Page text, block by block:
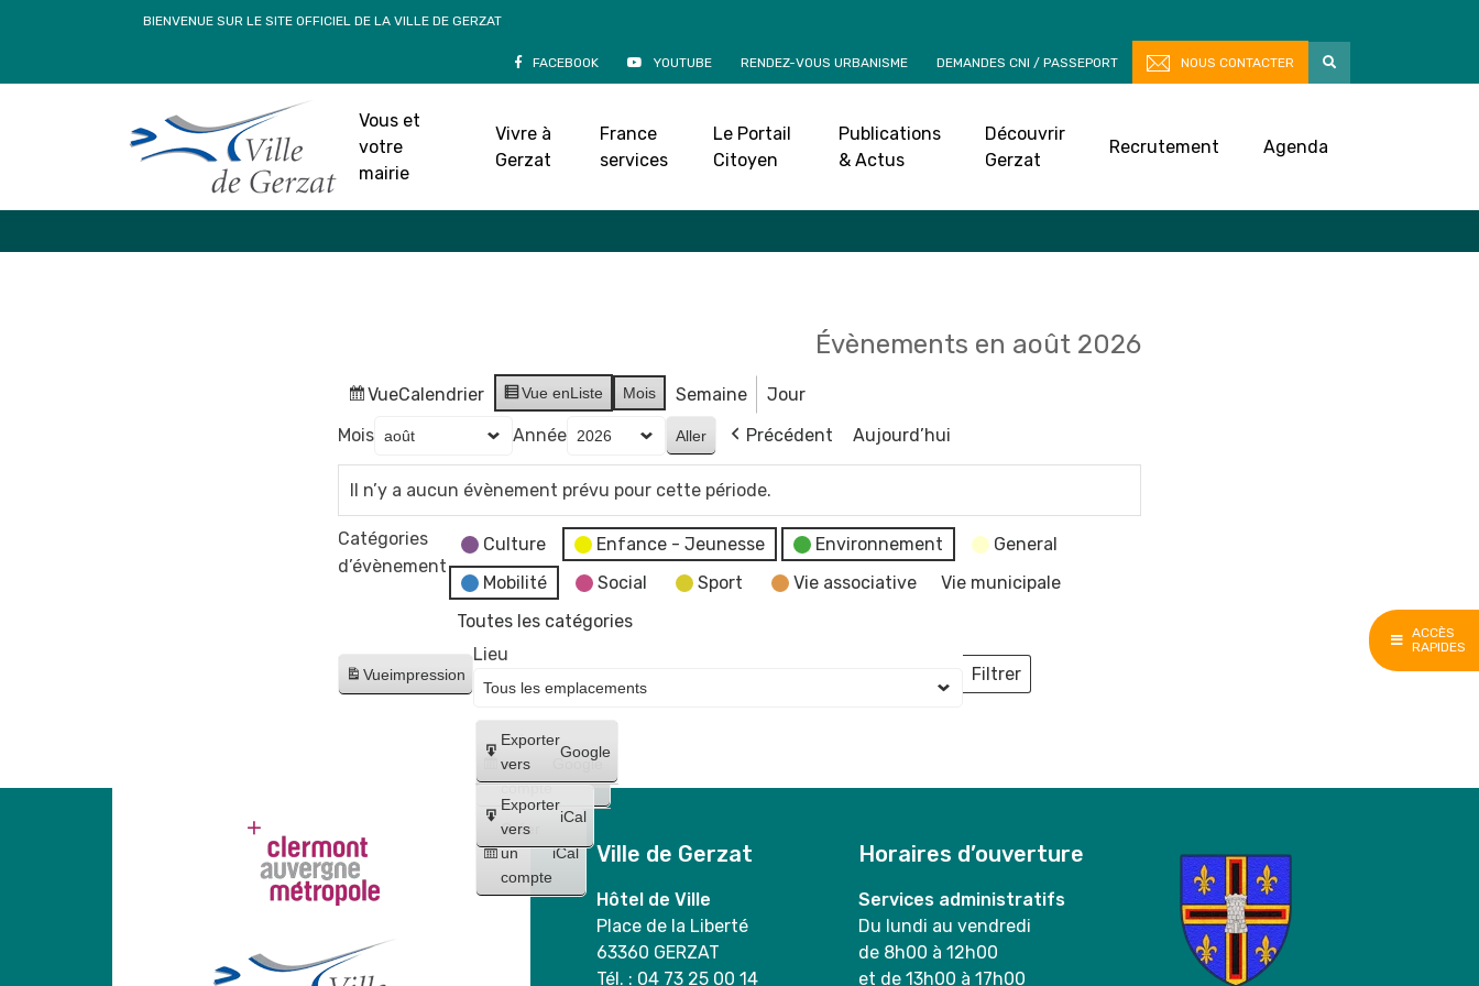
ACCÈS
RAPIDES
BIENVENUE SUR LE SITE OFFICIEL DE LA VILLE DE GERZAT
FACEBOOK YOUTUBE RENDEZ-VOUS URBANISME DEMANDES CNI / PASSEPORT NOUS CONTACTER
Vous et
votre
mairie
Vivre à
Gerzat
France
services
Le Portail
Citoyen
Publications
& Actus
Découvrir
Gerzat
Recrutement Agenda
Accueil»Agenda
Évènements en août 2026
VueCalendrier Vue enListe Mois Semaine
Jour
Mois
Année Précédent Aujourd’hui
Il n’y a aucun évènement prévu pour cette période.
Catégories
d’évènement
Culture Enfance - Jeunesse Environnement
General
Mobilité
Social Sport Vie associative
Vie municipale
Toutes les catégories
Vueimpression
Créer
un
compte
Google
Créer
un
compte
iCal
Exporter
vers
Google
Exporter
vers
iCal
Lieu
Filtrer
Lieux
Ville de Gerzat
Hôtel de Ville
Place de la Liberté
63360 GERZAT
Tél. : 04 73 25 00 14
Horaires d’ouverture
Services administratifs
Du lundi au vendredi
de 8h00 à 12h00
et de 13h00 à 17h00